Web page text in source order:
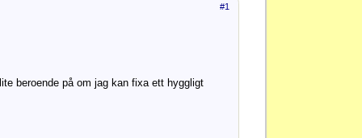
#1
beroende på om jag kan fixa ett hyggligt